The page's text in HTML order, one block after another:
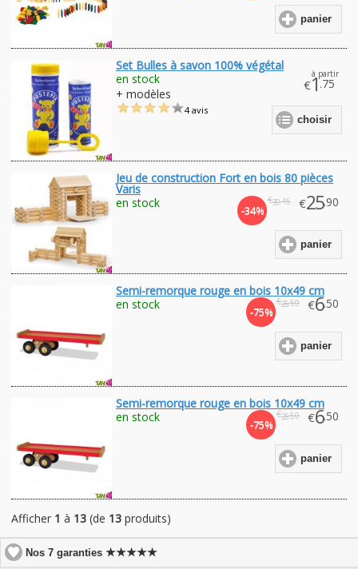
panier
Set Bulles à savon 100% végétal
à partir
€1.75
en stock
+ modèles
choisir
4 avis
Jeu de construction Fort en bois 80 pièces
Varis
-34%
€39.45 €25.90
en stock
panier
Semi-remorque rouge en bois 10x49 cm
-75%
€26.50 €6.50
en stock
panier
Semi-remorque rouge en bois 10x49 cm
-75%
€26.50 €6.50
en stock
panier
Afficher 1 à 13 (de 13 produits)
Nos 7 garanties★★★★★